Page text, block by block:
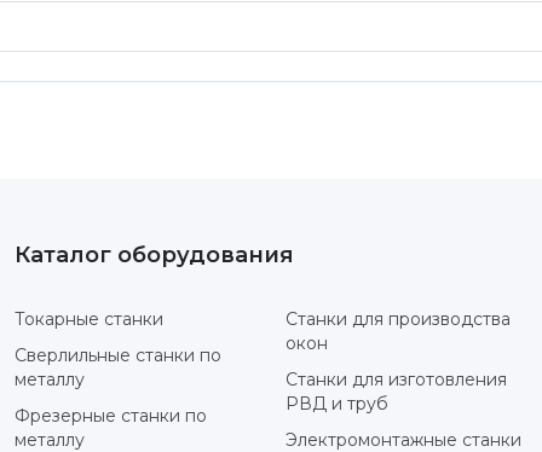
Каталог оборудования
Токарные станки
Сверлильные станки по
металлу
Фрезерные станки по
металлу
Станки для производства
окон
Станки для изготовления
РВД и труб
Электромонтажные станки